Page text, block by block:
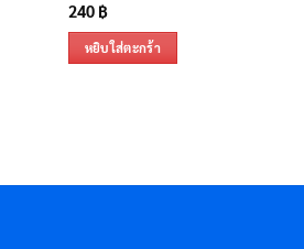
240 ฿
หยิบใส่ตะกร้า